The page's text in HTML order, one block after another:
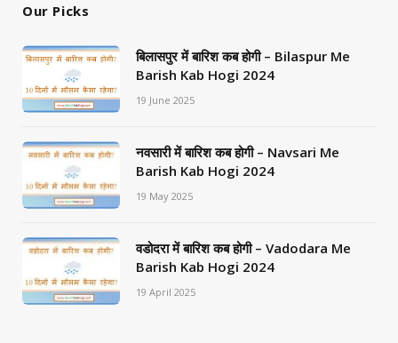
Our Picks
बिलासपुर में बारिश कब होगी – Bilaspur Me
Barish Kab Hogi 2024
19 June 2025
नवसारी में बारिश कब होगी – Navsari Me
Barish Kab Hogi 2024
19 May 2025
वडोदरा में बारिश कब होगी – Vadodara Me
Barish Kab Hogi 2024
19 April 2025